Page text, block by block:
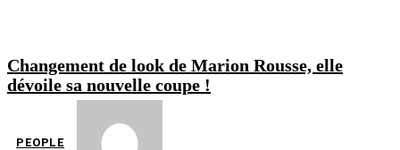
Changement de look de Marion Rousse, elle
dévoile sa nouvelle coupe !
PEOPLE